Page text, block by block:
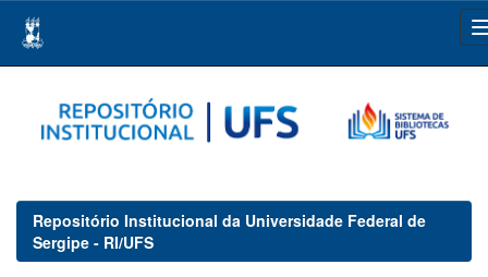
navigation
Repositório Institucional da Universidade Federal de
Sergipe - RI/UFS